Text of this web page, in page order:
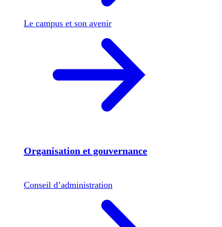
Le campus et son avenir
Organisation et gouvernance
Conseil d’administration